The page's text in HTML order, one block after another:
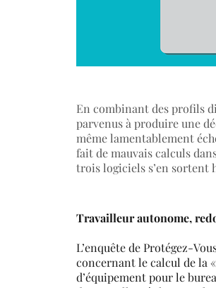
En combinant des profils
parvenus à produire une
même lamentablement
fait de mauvais calculs
trois logiciels s’en sortent
Travailleur autonome,
L’enquête de Protégez-
concernant le calcul de la
d’équipement pour le